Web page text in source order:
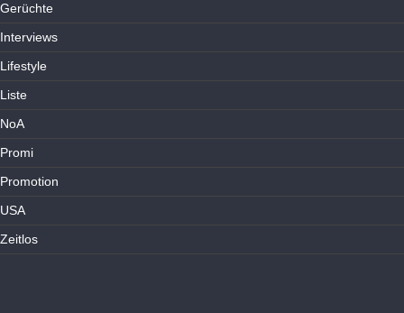
Gerüchte
Interviews
Lifestyle
Liste
NoA
Promi
Promotion
USA
Zeitlos